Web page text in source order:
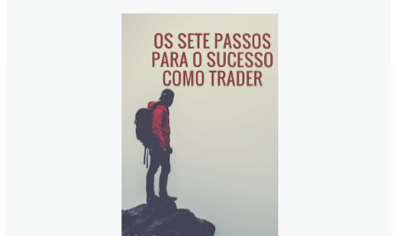
Notícias Relacionadas:
Forex Hoje: Ouro alcança
recorde enquanto o USD luta
para se recuperar após dados
de empregos fracos
Ontem, o ouro superou marcas históricas enquanto o